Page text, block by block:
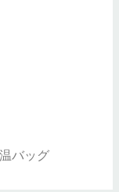
バッグ